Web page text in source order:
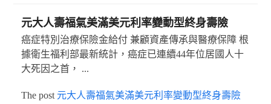
元大人壽福氣美滿美元利率變動型終身壽險
癌症特別治療保險金給付 兼顧資產傳承與醫療保障 根
據衛生福利部最新統計，癌症已連續44年位居國人十
大死因之首， ...
The post 元大人壽福氣美滿美元利率變動型終身壽險